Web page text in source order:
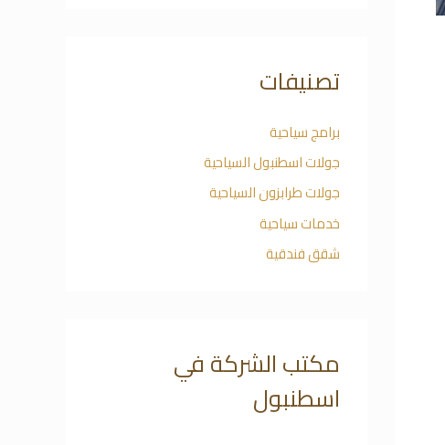
تصنيفات
برامج سياحية
جولات اسطنبول السياحية
جولات طرابزون السياحية
خدمات سياحية
شقق فندقية
مكتب الشركة في
اسطنبول